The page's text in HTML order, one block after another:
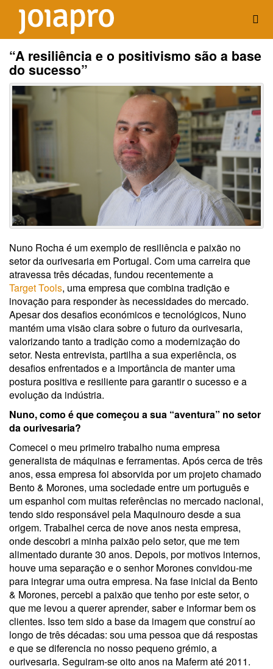
“A resiliência e o positivismo são a base
do sucesso”
Nuno Rocha é um exemplo de resiliência e paixão no
setor da ourivesaria em Portugal. Com uma carreira que
atravessa três décadas, fundou recentemente a
Target Tools, uma empresa que combina tradição e
inovação para responder às necessidades do mercado.
Apesar dos desafios económicos e tecnológicos, Nuno
mantém uma visão clara sobre o futuro da ourivesaria,
valorizando tanto a tradição como a modernização do
setor. Nesta entrevista, partilha a sua experiência, os
desafios enfrentados e a importância de manter uma
postura positiva e resiliente para garantir o sucesso e a
evolução da indústria.
Nuno, como é que começou a sua “aventura” no setor
da ourivesaria?
Comecei o meu primeiro trabalho numa empresa
generalista de máquinas e ferramentas. Após cerca de três
anos, essa empresa foi absorvida por um projeto chamado
Bento & Morones, uma sociedade entre um português e
um espanhol com muitas referências no mercado nacional,
tendo sido responsável pela Maquinouro desde a sua
origem. Trabalhei cerca de nove anos nesta empresa,
onde descobri a minha paixão pelo setor, que me tem
alimentado durante 30 anos. Depois, por motivos internos,
houve uma separação e o senhor Morones convidou-me
para integrar uma outra empresa. Na fase inicial da Bento
& Morones, percebi a paixão que tenho por este setor, o
que me levou a querer aprender, saber e informar bem os
clientes. Isso tem sido a base da imagem que construí ao
longo de três décadas: sou uma pessoa que dá respostas
e que se diferencia no nosso pequeno grémio, a
ourivesaria. Seguiram-se oito anos na Maferm até 2011.